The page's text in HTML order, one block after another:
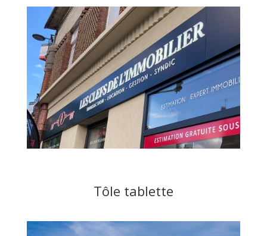
Tôle tablette